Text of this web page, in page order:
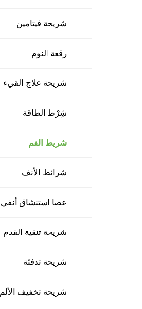
شريحة فيتامين
رقعة النوم
شريحة علاج القيء
شِرْط الطاقة
شريط الفم
شرائط الأنف
عصا استنشاق أنفي
شريحة تنقية القدم
شريحة تدفئة
شريحة تخفيف الألم